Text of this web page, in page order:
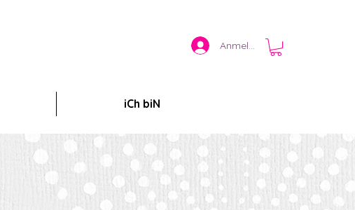
Anmelden
iCh biN